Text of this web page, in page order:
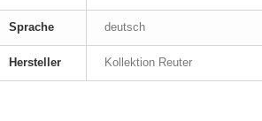
Sprache deutsch
Hersteller Kollektion Reuter